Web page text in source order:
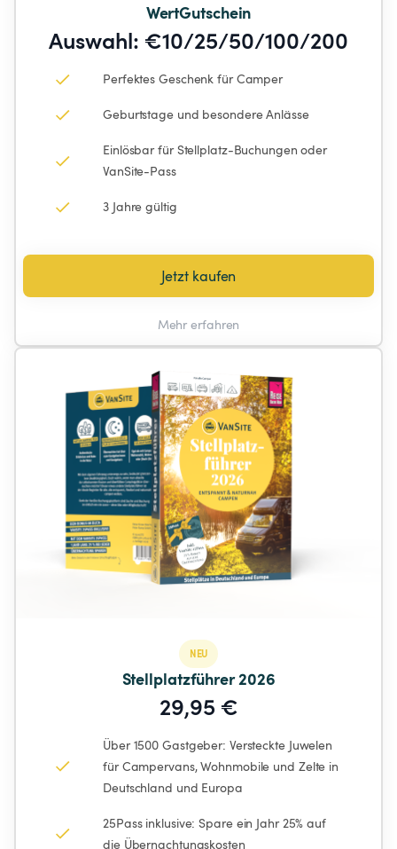
WertGutschein
Auswahl: €10/25/50/100/200
Perfektes Geschenk für Camper
Geburtstage und besondere Anlässe
Einlösbar für Stellplatz-Buchungen oder
VanSite-Pass
3 Jahre gültig
Jetzt kaufen
Mehr erfahren
NEU
Stellplatzführer 2026
29,95 €
Über 1500 Gastgeber: Versteckte Juwelen
für Campervans, Wohnmobile und Zelte in
Deutschland und Europa
25Pass inklusive: Spare ein Jahr 25% auf
die Übernachtungskosten